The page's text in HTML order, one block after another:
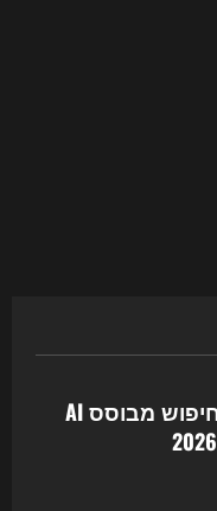
המהפכה השקטה ב-SEO: איך חיפוש מבוסס AI